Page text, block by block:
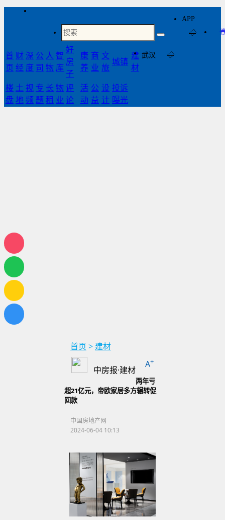
APP
◇
武汉 ◇
首
页
财
经
深
度
公
司
人
物
智
库
好
房
子
康
养
商
业
文
旅
城镇
建
材
楼
盘
土
地
视
频
专
题
长
租
物
业
评
论
活
动
公
益
设
计
投诉
曝光
首页 > 建材
中房报·建材
A+
两年亏
超21亿元，帝欧家居多方辗转促
回款
中国房地产网
2024-06-04 10:13